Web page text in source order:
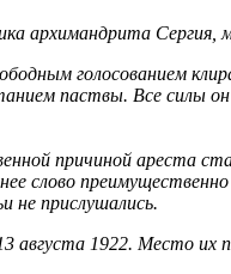
архимандрита Сергия,
голосованием
паствы. Все силы
причиной ареста
слово
не прислушались.
1922. Место их